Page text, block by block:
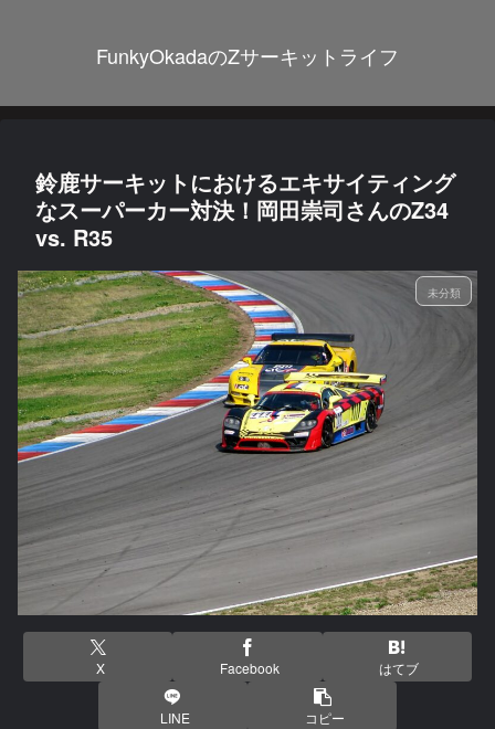
FunkyOkadaのZサーキットライフ
鈴鹿サーキットにおけるエキサイティング
なスーパーカー対決！岡田崇司さんのZ34
vs. R35
未分類
X Facebook はてブ
LINE コピー